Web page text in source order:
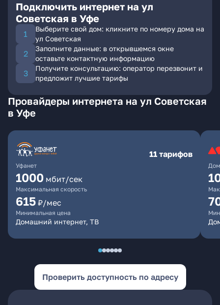
Подключить интернет на ул
Советская в Уфе
Выберите свой дом: кликните по номеру дома на
ул Советская
Заполните данные: в открывшемся окне
оставьте контактную информацию
Получите консультацию: оператор перезвонит и
предложит лучшие тарифы
Провайдеры интернета на ул Советская
в Уфе
Уфанет
11 тарифов
1000 мбит/сек
Максимальная скорость
615 ₽/мес
Минимальная цена
Домашний интернет, ТВ
Проверить доступность по адресу